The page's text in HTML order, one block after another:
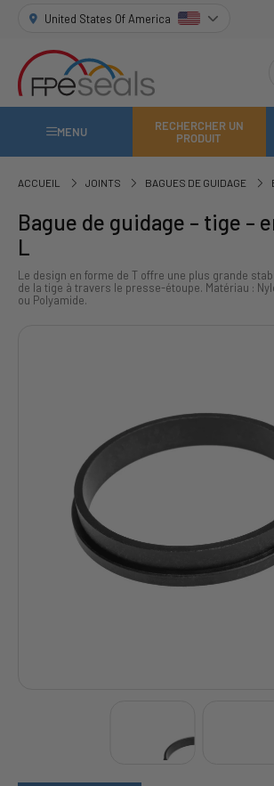
United States Of America
MENU
RECHERCHER UN
PRODUIT
ACCUEIL JOINTS BAGUES DE GUIDAGE
Bague de guidage – tige –
L
Le design en forme de T offre une plus grande
de la tige à travers le presse-étoupe. Matériau :
ou Polyamide.